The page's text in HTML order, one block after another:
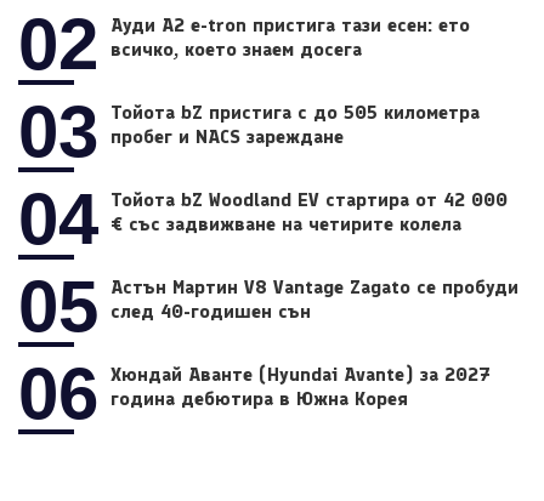
02
Ауди A2 e-tron пристига тази есен: ето
всичко, което знаем досега
03
Тойота bZ пристига с до 505 километра
пробег и NACS зареждане
04 Тойота bZ Woodland EV стартира от 42 000
€ със задвижване на четирите колела
05
Астън Мартин V8 Vantage Zagato се пробуди
след 40-годишен сън
06
Хюндай Аванте (Hyundai Avante) за 2027
година дебютира в Южна Корея